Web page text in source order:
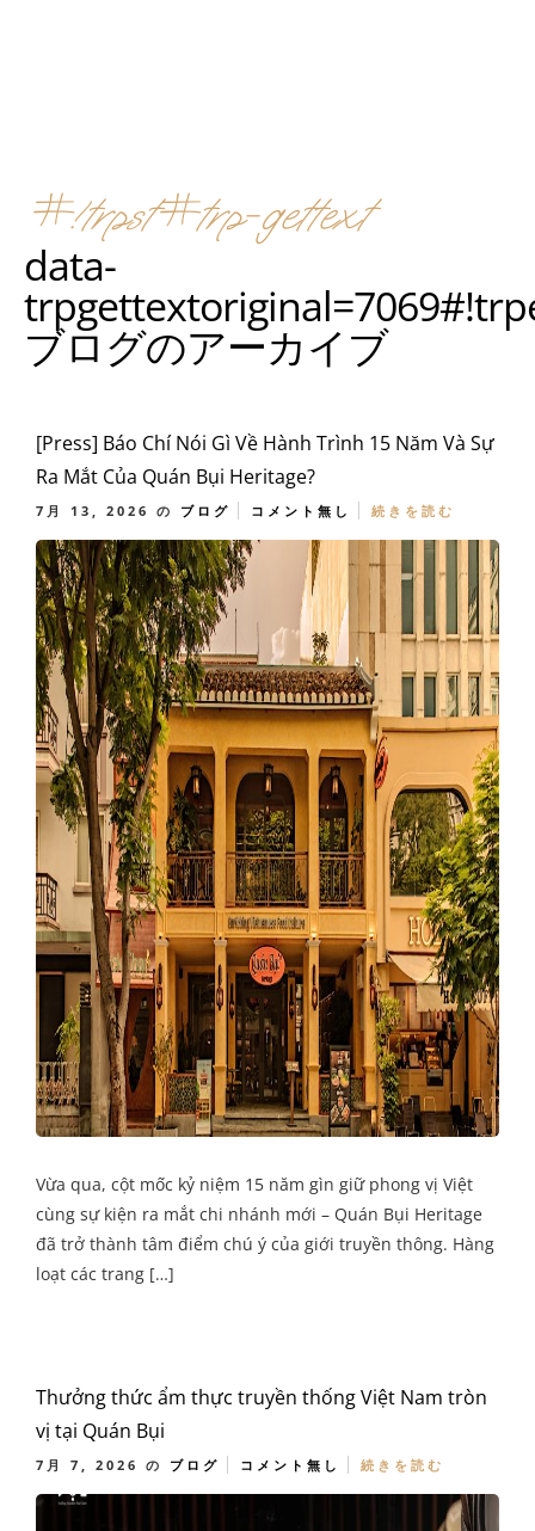
#!trpst#trp-gettext
data-
ブログのアーカイブ
[Press] Báo Chí Nói Gì Về Hành Trình 15 Năm Và Sự
Ra Mắt Của Quán Bụi Heritage?
7月 13, 2026 の ブログ コメント無し 続きを読む
Vừa qua, cột mốc kỷ niệm 15 năm gìn giữ phong vị Việt
cùng sự kiện ra mắt chi nhánh mới – Quán Bụi Heritage
đã trở thành tâm điểm chú ý của giới truyền thông. Hàng
loạt các trang […]
Thưởng thức ẩm thực truyền thống Việt Nam tròn
vị tại Quán Bụi
7月 7, 2026 の ブログ コメント無し 続きを読む